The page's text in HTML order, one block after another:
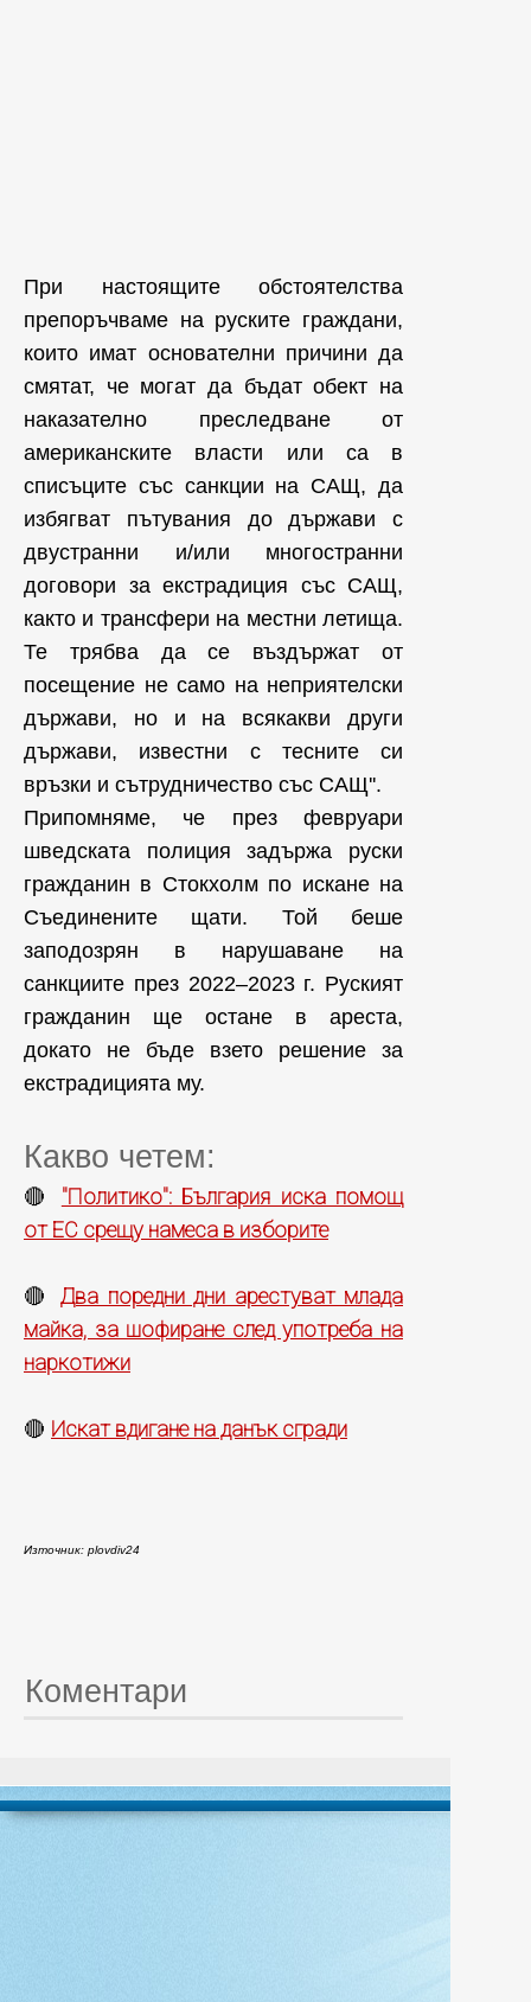
При настоящите обстоятелства
препоръчваме на руските граждани,
които имат основателни причини да
смятат, че могат да бъдат обект на
наказателно преследване от
американските власти или са в
списъците със санкции на САЩ, да
избягват пътувания до държави с
двустранни и/или многостранни
договори за екстрадиция със САЩ,
както и трансфери на местни летища.
Те трябва да се въздържат от
посещение не само на неприятелски
държави, но и на всякакви други
държави, известни с тесните си
връзки и сътрудничество със САЩ''.
Припомняме, че през февруари
шведската полиция задържа руски
гражданин в Стокхолм по искане на
Съединените щати. Той беше
заподозрян в нарушаване на
санкциите през 2022–2023 г. Руският
гражданин ще остане в ареста,
докато не бъде взето решение за
екстрадицията му.
Какво четем:
🔴 "Политико": България иска помощ
от ЕС срещу намеса в изборите
🔴 Два поредни дни арестуват млада
майка, за шофиране след употреба на
наркотижи
🔴 Искат вдигане на данък сгради
Източник: plovdiv24
Коментари